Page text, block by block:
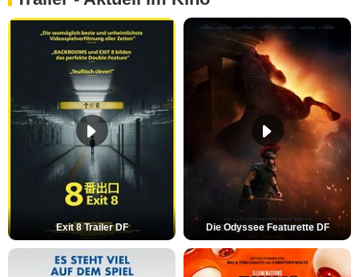
Exit 8 Trailer DF Die Odyssee Featurette DF